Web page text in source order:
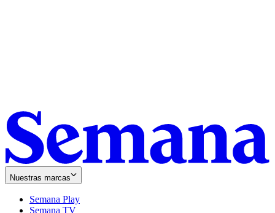
Nuestras marcas
Semana Play
Semana TV